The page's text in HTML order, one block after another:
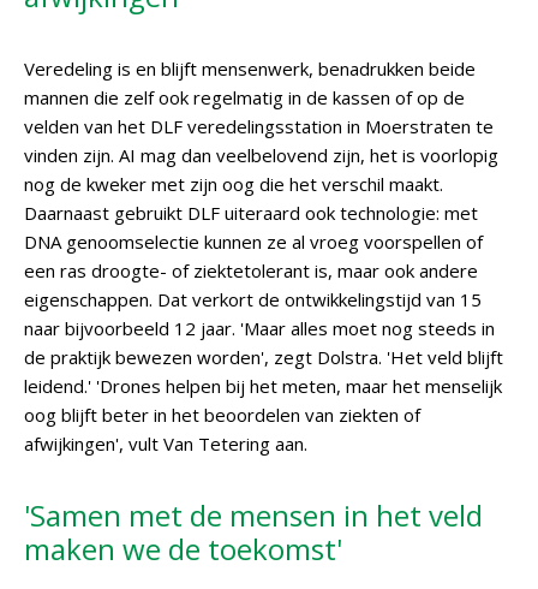
Veredeling is en blijft mensenwerk, benadrukken beide
mannen die zelf ook regelmatig in de kassen of op de
velden van het DLF veredelingsstation in Moerstraten te
vinden zijn. AI mag dan veelbelovend zijn, het is voorlopig
nog de kweker met zijn oog die het verschil maakt.
Daarnaast gebruikt DLF uiteraard ook technologie: met
DNA genoomselectie kunnen ze al vroeg voorspellen of
een ras droogte- of ziektetolerant is, maar ook andere
eigenschappen. Dat verkort de ontwikkelingstijd van 15
naar bijvoorbeeld 12 jaar. 'Maar alles moet nog steeds in
de praktijk bewezen worden', zegt Dolstra. 'Het veld blijft
leidend.' 'Drones helpen bij het meten, maar het menselijk
oog blijft beter in het beoordelen van ziekten of
afwijkingen', vult Van Tetering aan.
'Samen met de mensen in het veld
maken we de toekomst'